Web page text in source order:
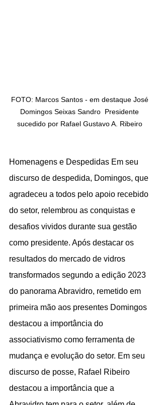
FOTO: Marcos Santos - em destaque José
Domingos Seixas Sandro  Presidente
sucedido por Rafael Gustavo A. Ribeiro
Homenagens e Despedidas Em seu
discurso de despedida, Domingos, que
agradeceu a todos pelo apoio recebido
do setor, relembrou as conquistas e
desafios vividos durante sua gestão
como presidente. Após destacar os
resultados do mercado de vidros
transformados segundo a edição 2023
do panorama Abravidro, remetido em
primeira mão aos presentes Domingos
destacou a importância do
associativismo como ferramenta de
mudança e evolução do setor. Em seu
discurso de posse, Rafael Ribeiro
destacou a importância que a